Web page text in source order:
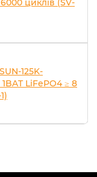
циклів (SV-
125K-
LiFePO4 ≥ 8